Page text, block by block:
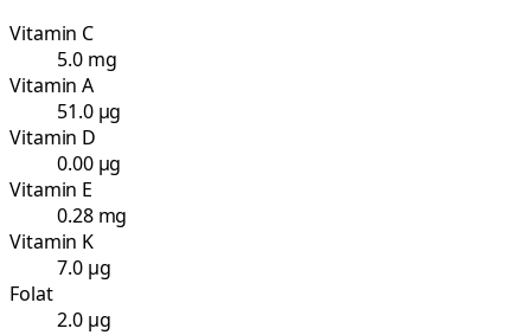
Vitamin C
5.0 mg
Vitamin A
51.0 µg
Vitamin D
0.00 µg
Vitamin E
0.28 mg
Vitamin K
7.0 µg
Folat
2.0 µg